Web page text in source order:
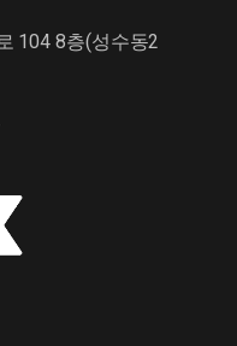
104 8층(성수동2